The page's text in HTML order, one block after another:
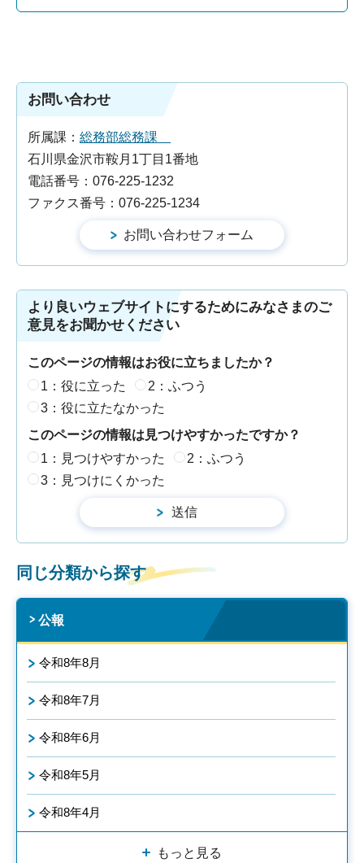
お問い合わせ
所属課： 総務部総務課
石川県金沢市鞍月1丁目1番地
電話番号：076-225-1232
ファクス番号：076-225-1234
より良いウェブサイトにするためにみなさまのご
意見をお聞かせください
このページの情報はお役に立ちましたか？
1：役に立った
2：ふつう
3：役に立たなかった
このページの情報は見つけやすかったですか？
1：見つけやすかった
2：ふつう
3：見つけにくかった
同じ分類から探す
公報
令和8年8月
令和8年7月
令和8年6月
令和8年5月
令和8年4月
もっと見る